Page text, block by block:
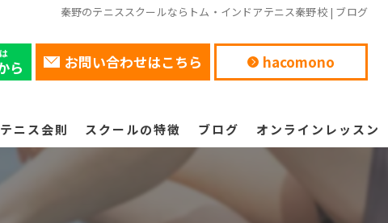
秦野のテニススクールならトム・インドアテニス秦野校 | ブログ
ら お問い合わせはこちら hacomono
ニス会則 スクールの特徴 ブログ オンラインレッスン